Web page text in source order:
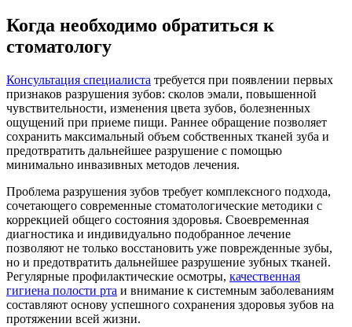
Когда необходимо обратиться к
стоматологу
Консультация специалиста требуется при появлении первых
признаков разрушения зубов: сколов эмали, повышенной
чувствительности, изменения цвета зубов, болезненных
ощущений при приеме пищи. Раннее обращение позволяет
сохранить максимальный объем собственных тканей зуба и
предотвратить дальнейшее разрушение с помощью
минимально инвазивных методов лечения.
Проблема разрушения зубов требует комплексного подхода,
сочетающего современные стоматологические методики с
коррекцией общего состояния здоровья. Своевременная
диагностика и индивидуально подобранное лечение
позволяют не только восстановить уже поврежденные зубы,
но и предотвратить дальнейшее разрушение зубных тканей.
Регулярные профилактические осмотры, качественная
гигиена полости рта и внимание к системным заболеваниям
составляют основу успешного сохранения здоровья зубов на
протяжении всей жизни.